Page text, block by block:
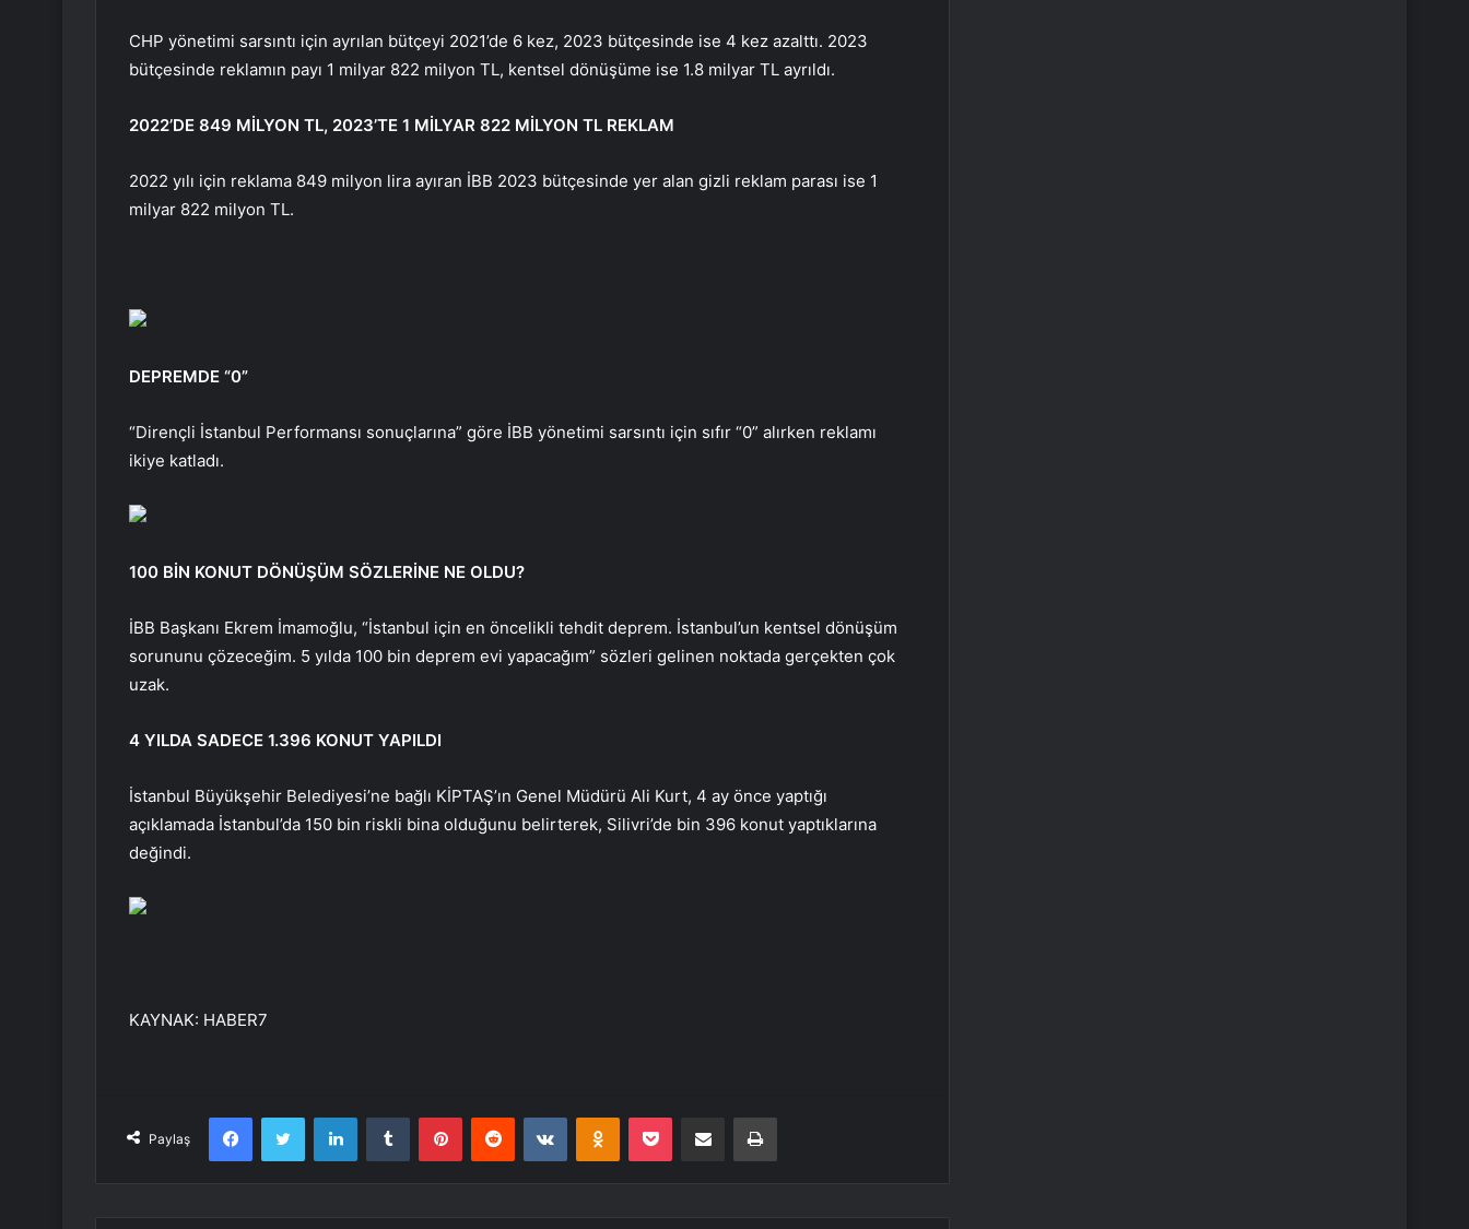
CHP yönetimi sarsıntı için ayrılan bütçeyi 2021’de 6 kez, 2023 bütçesinde ise 4 kez azalttı. 2023
bütçesinde reklamın payı 1 milyar 822 milyon TL, kentsel dönüşüme ise 1.8 milyar TL ayrıldı.
2022’DE 849 MİLYON TL, 2023’TE 1 MİLYAR 822 MİLYON TL REKLAM
2022 yılı için reklama 849 milyon lira ayıran İBB 2023 bütçesinde yer alan gizli reklam parası ise 1
milyar 822 milyon TL.
DEPREMDE “0”
“Dirençli İstanbul Performansı sonuçlarına” göre İBB yönetimi sarsıntı için sıfır “0” alırken reklamı
ikiye katladı.
100 BİN KONUT DÖNÜŞÜM SÖZLERİNE NE OLDU?
İBB Başkanı Ekrem İmamoğlu, “İstanbul için en öncelikli tehdit deprem. İstanbul’un kentsel dönüşüm
sorununu çözeceğim. 5 yılda 100 bin deprem evi yapacağım” sözleri gelinen noktada gerçekten çok
uzak.
4 YILDA SADECE 1.396 KONUT YAPILDI
İstanbul Büyükşehir Belediyesi’ne bağlı KİPTAŞ’ın Genel Müdürü Ali Kurt, 4 ay önce yaptığı
açıklamada İstanbul’da 150 bin riskli bina olduğunu belirterek, Silivri’de bin 396 konut yaptıklarına
değindi.
KAYNAK: HABER7
Paylaş
FacebookTwitter LinkedInTumblr PinterestReddit VKontakteOdnoklassniki
Pocket E-Posta ile paylaş Yazdır